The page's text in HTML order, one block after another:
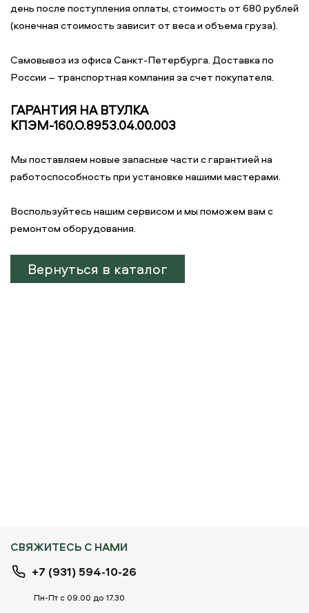
день после поступления оплаты, стоимость от 680 рублей
(конечная стоимость зависит от веса и объема груза).
Самовывоз из офиса Санкт-Петербурга. Доставка по
России – транспортная компания за счет покупателя.
ГАРАНТИЯ НА ВТУЛКА
КПЭМ-160.О.8953.04.00.003
Мы поставляем новые запасные части с гарантией на
работоспособность при установке нашими мастерами.
Воспользуйтесь нашим сервисом и мы поможем вам с
ремонтом оборудования.
Вернуться в каталог
СВЯЖИТЕСЬ С НАМИ
+7 (931) 594-10-26
Пн-Пт с 09.00 до 17.30